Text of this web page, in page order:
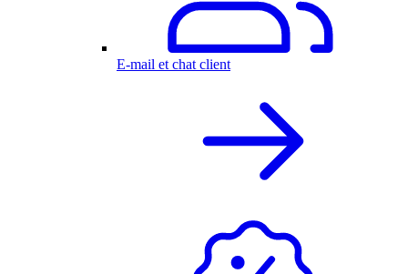
E-mail et chat client